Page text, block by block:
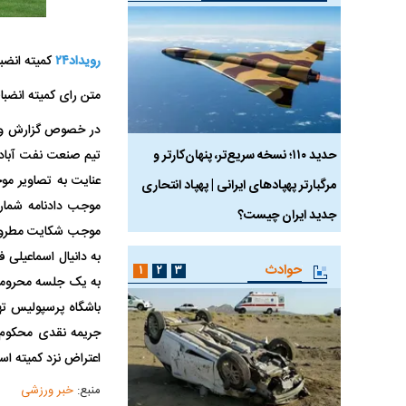
رویداد۲۴
کمیته
متن رای کمیته
در خصوص گزارش
عنایت به تصاویر
موجب شکایت
جریمه نقدی
اعتراض نزد کمیته
منبع: خبر ورزشی
حدید ۱۱۰؛ نسخه سریع‌تر، پنهان‌کارتر و
مرگبارتر پهپادهای ایرانی | پهپاد انتحاری
جدید ایران چیست؟
هواپیمای مرموز E-11A BACN چیست؟
حوادث ۱ ۲ ۳